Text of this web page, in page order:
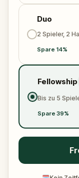
Duo
2 Spieler, 2
Spare 14%
Fellowship
Bis zu 5
Spare 39%